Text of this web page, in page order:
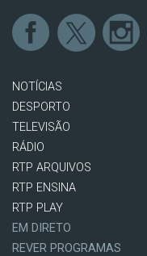
NOTÍCIAS
DESPORTO
TELEVISÃO
RÁDIO
RTP ARQUIVOS
RTP ENSINA
RTP PLAY
EM DIRETO
REVER PROGRAMAS